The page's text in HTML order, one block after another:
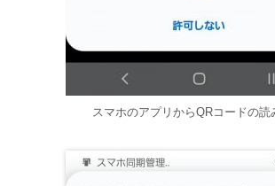
スマホのアプリからQRコードの読